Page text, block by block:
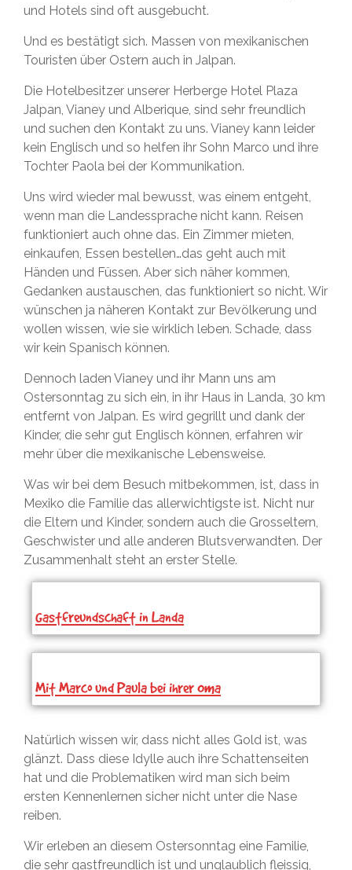
und Hotels sind oft ausgebucht.
Und es bestätigt sich. Massen von mexikanischen
Touristen über Ostern auch in Jalpan.
Die Hotelbesitzer unserer Herberge Hotel Plaza
Jalpan, Vianey und Alberique, sind sehr freundlich
und suchen den Kontakt zu uns. Vianey kann leider
kein Englisch und so helfen ihr Sohn Marco und ihre
Tochter Paola bei der Kommunikation.
Uns wird wieder mal bewusst, was einem entgeht,
wenn man die Landessprache nicht kann. Reisen
funktioniert auch ohne das. Ein Zimmer mieten,
einkaufen, Essen bestellen…das geht auch mit
Händen und Füssen. Aber sich näher kommen,
Gedanken austauschen, das funktioniert so nicht. Wir
wünschen ja näheren Kontakt zur Bevölkerung und
wollen wissen, wie sie wirklich leben. Schade, dass
wir kein Spanisch können.
Dennoch laden Vianey und ihr Mann uns am
Ostersonntag zu sich ein, in ihr Haus in Landa, 30 km
entfernt von Jalpan. Es wird gegrillt und dank der
Kinder, die sehr gut Englisch können, erfahren wir
mehr über die mexikanische Lebensweise.
Was wir bei dem Besuch mitbekommen, ist, dass in
Mexiko die Familie das allerwichtigste ist. Nicht nur
die Eltern und Kinder, sondern auch die Grosseltern,
Geschwister und alle anderen Blutsverwandten. Der
Zusammenhalt steht an erster Stelle.
Gastfreundschaft in Landa
Mit Marco und Paula bei ihrer Oma
Natürlich wissen wir, dass nicht alles Gold ist, was
glänzt. Dass diese Idylle auch ihre Schattenseiten
hat und die Problematiken wird man sich beim
ersten Kennenlernen sicher nicht unter die Nase
reiben.
Wir erleben an diesem Ostersonntag eine Familie,
die sehr gastfreundlich ist und unglaublich fleissig,